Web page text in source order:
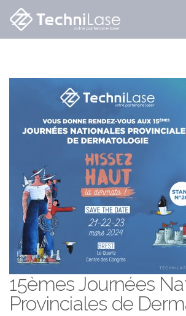
15èmes Journées
Provinciales de